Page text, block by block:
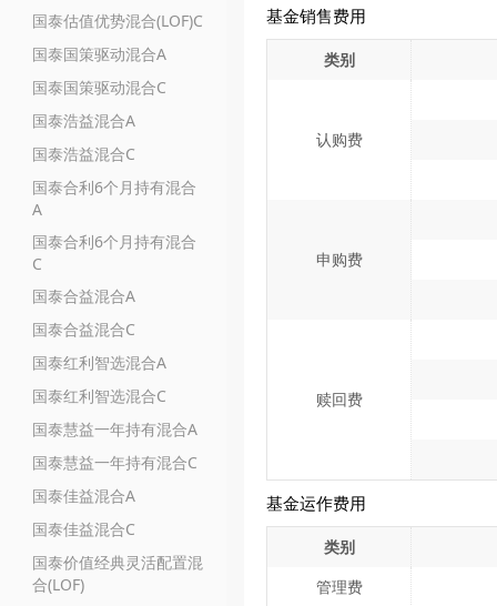
国泰估值优势混合(LOF)C
国泰国策驱动混合A
国泰国策驱动混合C
国泰浩益混合A
国泰浩益混合C
国泰合利6个月持有混合
A
国泰合利6个月持有混合
C
国泰合益混合A
国泰合益混合C
国泰红利智选混合A
国泰红利智选混合C
国泰慧益一年持有混合A
国泰慧益一年持有混合C
国泰佳益混合A
国泰佳益混合C
国泰价值经典灵活配置混
合(LOF)
基金销售费用
类别
认购费
申购费
赎回费
基金运作费用
类别
管理费